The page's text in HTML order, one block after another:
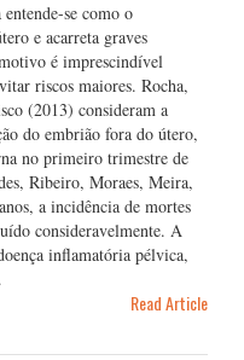
se como o
e acarreta graves
é imprescindível
riscos maiores. Rocha,
(2013) consideram a
do embrião fora do útero,
no primeiro trimestre de
Ribeiro, Moraes, Meira,
a incidência de mortes
consideravelmente. A
inflamatória pélvica,
Read Article